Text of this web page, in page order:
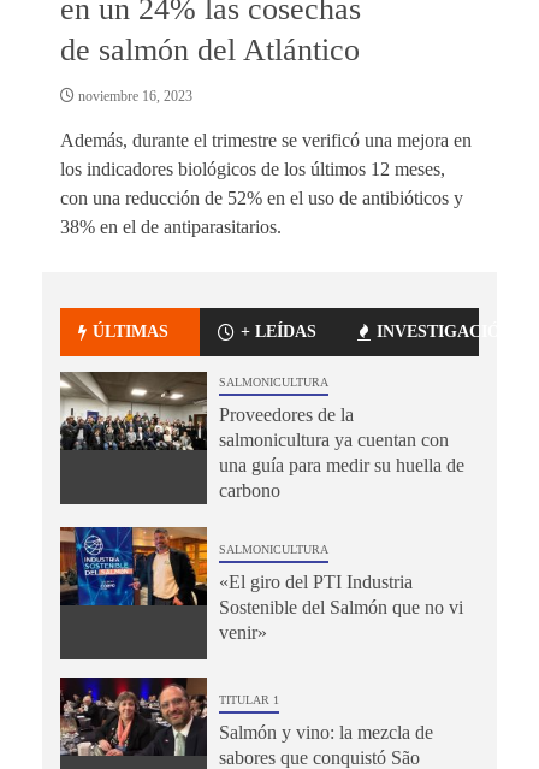
en un 24% las cosechas
de salmón del Atlántico
noviembre 16, 2023
Además, durante el trimestre se verificó una mejora en
los indicadores biológicos de los últimos 12 meses,
con una reducción de 52% en el uso de antibióticos y
38% en el de antiparasitarios.
ÚLTIMAS + LEÍDAS INVESTIGACIÓN
SALMONICULTURA
Proveedores de la
salmonicultura ya cuentan con
una guía para medir su huella de
carbono
SALMONICULTURA
«El giro del PTI Industria
Sostenible del Salmón que no vi
venir»
TITULAR 1
Salmón y vino: la mezcla de
sabores que conquistó São